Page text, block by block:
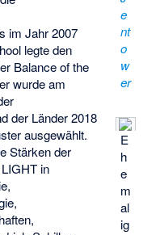
e
nt
o
w
er
E
h
e
m
al
ig
im Jahr 2007
legte den
Balance of the
wurde am
der Länder 2018
ausgewählt.
Stärken der
in